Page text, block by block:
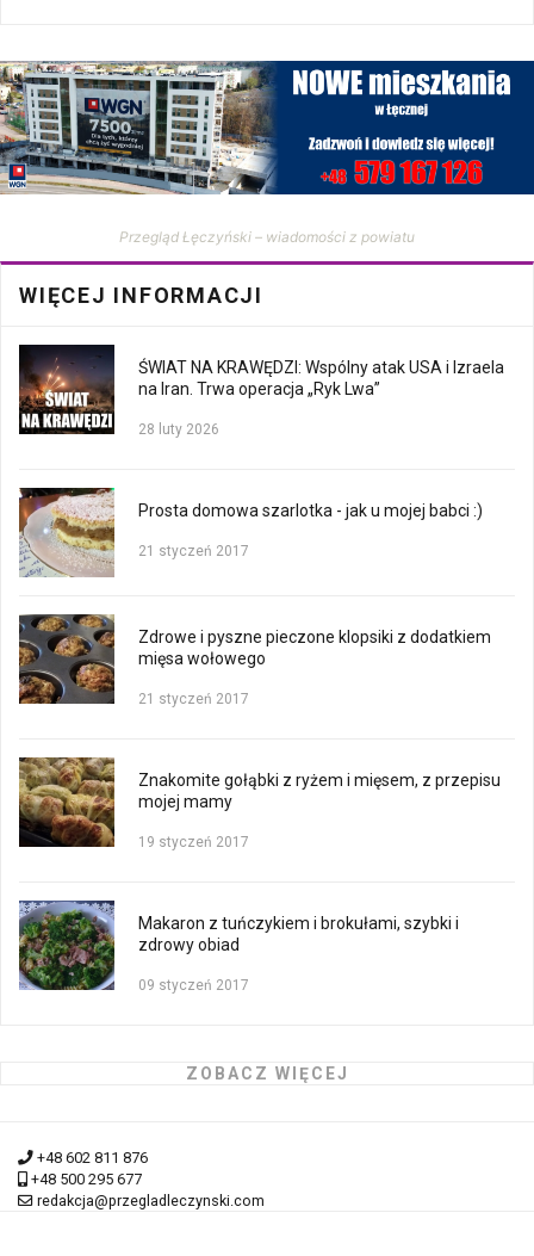
Przegląd Łęczyński – wiadomości z powiatu
WIĘCEJ INFORMACJI
ŚWIAT NA KRAWĘDZI: Wspólny atak USA i Izraela
na Iran. Trwa operacja „Ryk Lwa”
28 luty 2026
Prosta domowa szarlotka - jak u mojej babci :)
21 styczeń 2017
Zdrowe i pyszne pieczone klopsiki z dodatkiem
mięsa wołowego
21 styczeń 2017
Znakomite gołąbki z ryżem i mięsem, z przepisu
mojej mamy
19 styczeń 2017
Makaron z tuńczykiem i brokułami, szybki i
zdrowy obiad
09 styczeń 2017
ZOBACZ WIĘCEJ
+48 602 811 876
+48 500 295 677
redakcja@przegladleczynski.com